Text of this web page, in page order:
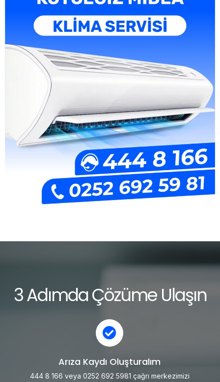
3 Adımda Çözüme Ulaşın
Arıza Kaydı Oluşturalım
444 8 166 veya 0252 692 5981 çağrı merkezimizi